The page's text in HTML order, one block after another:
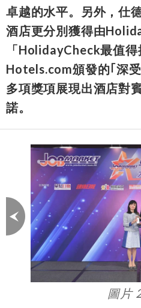
卓越的水平。另外，仕
酒店更分別獲得由
「HolidayCheck最值
Hotels.com頒發的｢深
多項獎項展現出酒店對
諾。
圖片